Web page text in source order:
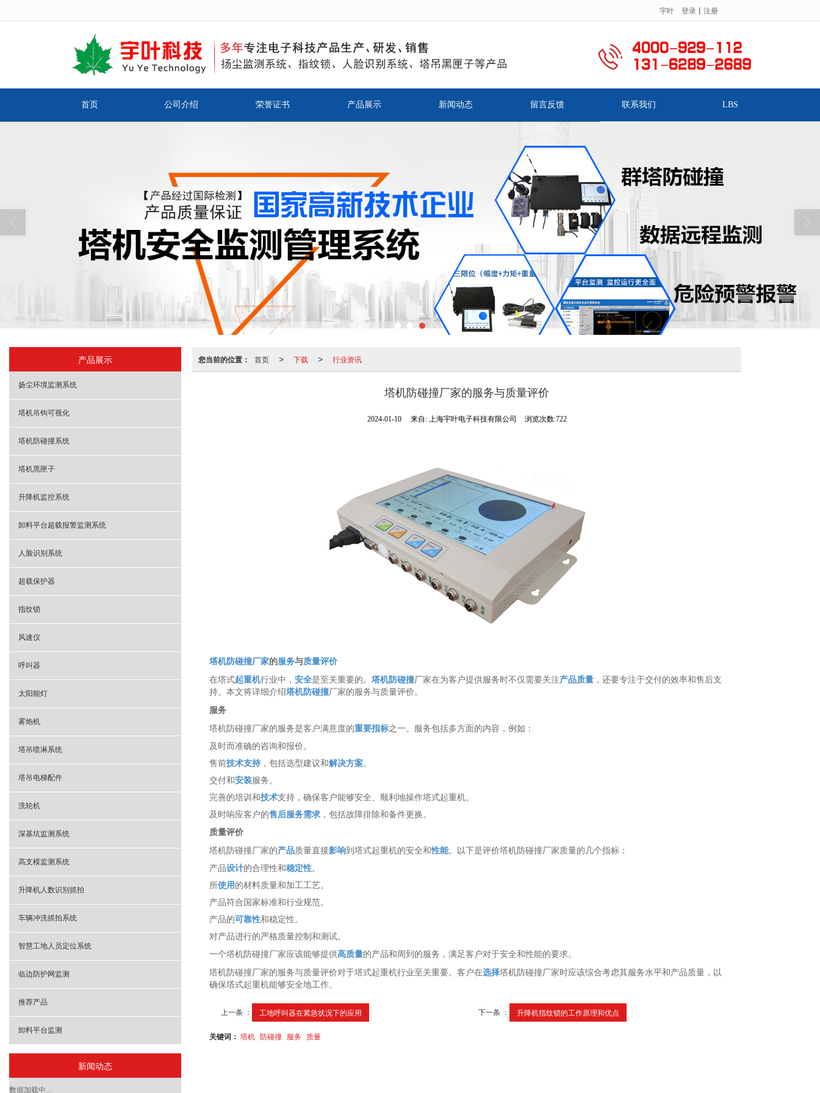
宇叶 登录 丨 注册
服务热线：
.
首页 公司介绍 荣誉证书 产品展示 新闻动态 留言反馈 联系我们 LBS
您当前的位置： 首页 > 下载 > 行业资讯
塔机防碰撞厂家的服务与质量评价
2024-01-10 来自: 上海宇叶电子科技有限公司 浏览次数:722
塔机防碰撞厂家的服务与质量评价
在塔式起重机行业中， 安全是至关重要的。 塔机防碰撞厂家在为客户提供服务时不仅需要关注产品质量 ，还要专注于交付的效率和售后支
持。本文将详细介绍塔机防碰撞厂家的服务与质量评价。
服务
塔机防碰撞厂家的服务是客户满意度的重要指标之一。服务包括多方面的内容，例如：
及时而准确的咨询和报价。
售前技术支持 ，包括选型建议和解决方案。
交付和安装服务。
完善的培训和技术支持，确保客户能够安全、顺利地操作塔式起重机。
及时响应客户的售后服务需求 ，包括故障排除和备件更换。
质量评价
塔机防碰撞厂家的产品质量直接影响到塔式起重机的安全和性能。以下是评价塔机防碰撞厂家质量的几个指标：
产品设计的合理性和稳定性。
所使用 的材料质量和加工工艺。
产品符合国家标准和行业规范。
产品的可靠性和稳定性。
对产品进行的严格质量控制和测试。
一个塔机防碰撞厂家应该能够提供高质量的产品和周到的服务，满足客户对于安全和性能的要求。
塔机防碰撞厂家的服务与质量评价对于塔式起重机行业至关重要。客户在选择塔机防碰撞厂家时应该综合考虑其服务水平和产品质量，以
确保塔式起重机能够安全地工作。
上一条 ： 工地呼叫器在紧急状况下的应用 下一条 ： 升降机指纹锁的工作原理和优点
关键词： 塔机 防碰撞 服务 质量
产品展示
扬尘环境监测系统
塔机吊钩可视化
塔机防碰撞系统
塔机黑匣子
升降机监控系统
卸料平台超载报警监测系统
人脸识别系统
超载保护器
指纹锁
风速仪
呼叫器
太阳能灯
雾炮机
塔吊喷淋系统
塔吊电梯配件
洗轮机
深基坑监测系统
高支模监测系统
升降机人数识别抓拍
车辆冲洗抓拍系统
智慧工地人员定位系统
临边防护网监测
推荐产品
卸料平台监测
新闻动态
数据加载中...